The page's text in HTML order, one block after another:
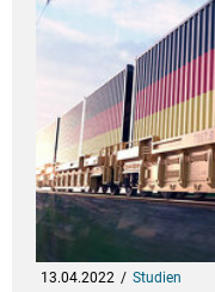
13.04.2022 Studien